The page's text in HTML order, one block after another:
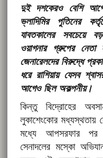
দুই দশকেরও বেশি
ভ্লাদিমির পুতিনের
যাবতকালের সবচেয়ে
ওয়াগনার গ্রুপের নেতা
জেনারেলদের বিরুদ্ধে
ধরে রাশিয়ায় যেসব
আগেও ছিল অকল্পনীয়।
কিন্তু বিদ্রোহের
লুকাশেংকোর মধ্যস্থতায়
মধ্যে আপসরফার পর
সেনাদলের মস্কো